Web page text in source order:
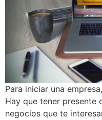
Para iniciar una
Hay que tener presente
negocios que te